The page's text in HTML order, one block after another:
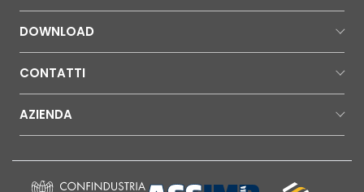
DOWNLOAD
CONTATTI
AZIENDA